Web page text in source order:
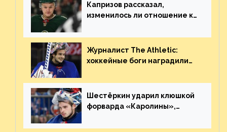
Капризов рассказал,
изменилось ли отношение к
Украине
Журналист The Athletic:
хоккейные боги наградили
великолепную игру
Шестёркин ударил клюшкой
форварда «Каролины»,
пятаке. Видео